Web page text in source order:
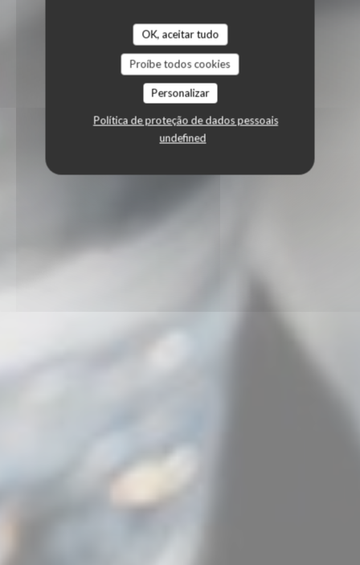
OK, aceitar tudo
Proíbe todos cookies
Personalizar
Política de proteção de dados pessoais
undefined